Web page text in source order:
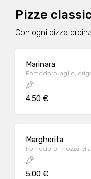
Pizze
Con ogni pizza
Marinara
Pomodoro, aglio,
4.50 €
Margherita
Pomodoro,
5.00 €